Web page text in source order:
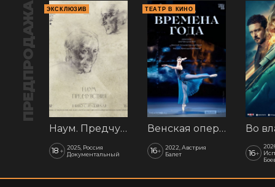
ПРЕДПРОДАЖА ЭКСКЛЮЗИВ
Наум. Предчувствия
18 + 2025, Россия
Документальный
ТЕАТР В КИНО
Венская опера: Времена года
16+
2022, Австрия
Балет
16+